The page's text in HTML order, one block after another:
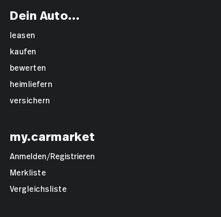
Dein Auto...
leasen
kaufen
bewerten
heimliefern
versichern
my.carmarket
Anmelden/Registrieren
Merkliste
Vergleichsliste